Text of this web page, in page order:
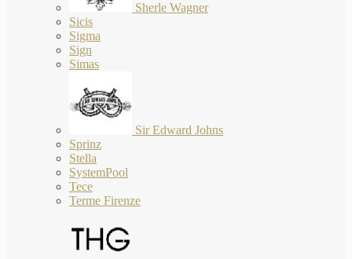
Sherle Wagner
Sicis
Sigma
Sign
Simas
Sir Edward Johns
Sprinz
Stella
SystemPool
Tece
Terme Firenze